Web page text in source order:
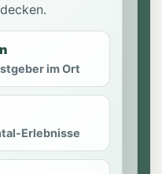
im Ort
Erlebnisse